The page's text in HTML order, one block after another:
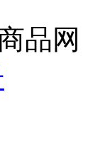
品网